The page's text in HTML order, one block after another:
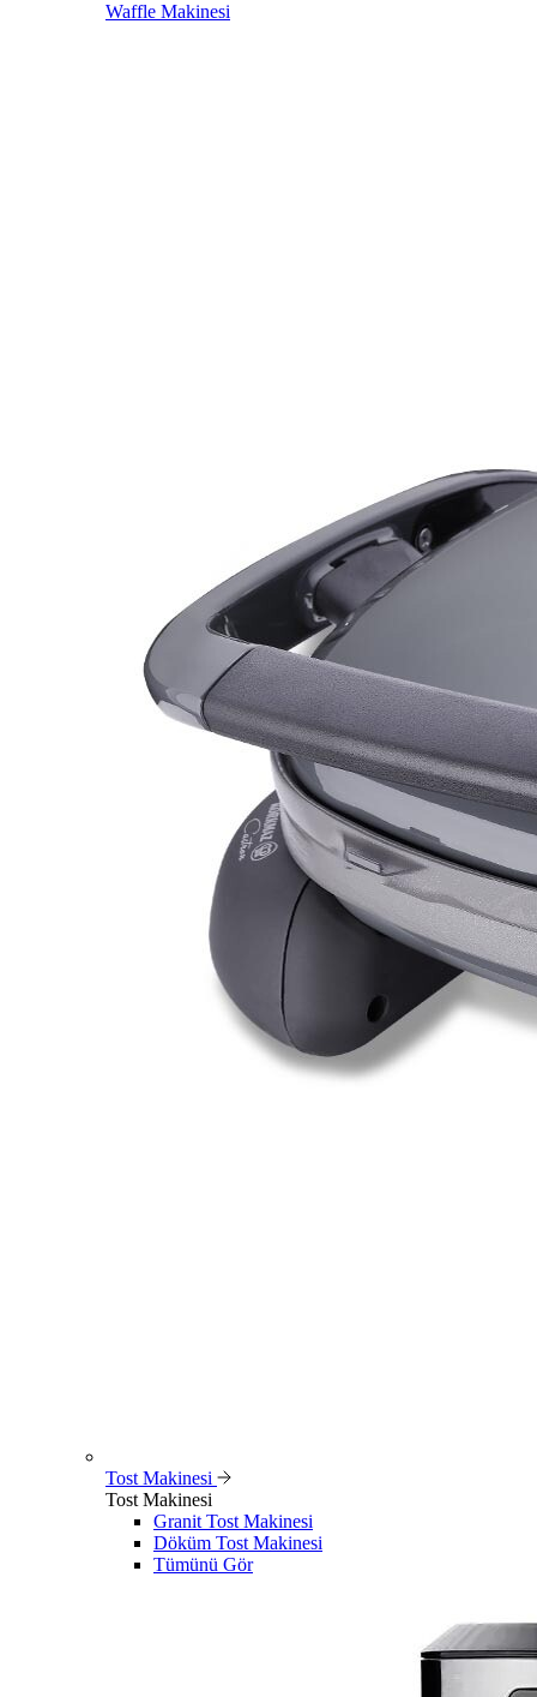
Waffle Makinesi
Tost Makinesi
Tost Makinesi
Granit Tost Makinesi
Döküm Tost Makinesi
Tümünü Gör